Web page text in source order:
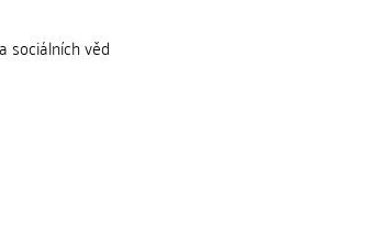
sociálních věd